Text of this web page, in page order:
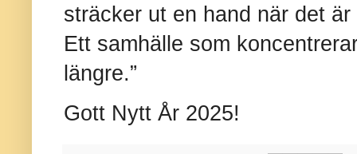
sträcker ut en hand när det
Ett samhälle som
längre.”
Gott Nytt År 2025!